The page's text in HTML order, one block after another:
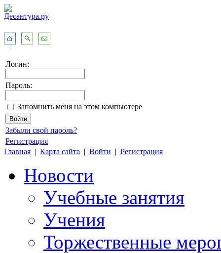
Логин:
Пароль:
Запомнить меня на этом компьютере
Забыли свой пароль?
Регистрация
Главная | Карта сайта | Войти | Регистрация
Новости
Учебные занятия
Учения
Торжественные